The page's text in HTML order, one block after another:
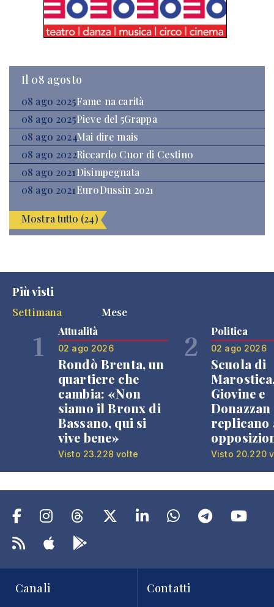
Il 08 agosto
08 ago 2025Fame na carità
08 ago 2025Pieve del 5Grappa
08 ago 2024Mai dire mais
08 ago 2022Riccardo Cuor di Cestino
08 ago 2021Disimpegnata
08 ago 2021EuroDussin 2021
Mostra tutto (24)
Più visti
Settimana
Mese
1 Attualità
02 ago 2026
Rondò Brenta, un
quartiere che
cambia: «Non
siamo il Bronx di
Bassano, qui si
vive bene»
Visto 23.228 volte
2 Politica
02 ago 2026
Scuola di
Giovine e
Donazzan
replicano
Visto 20.220
Canali Contatti